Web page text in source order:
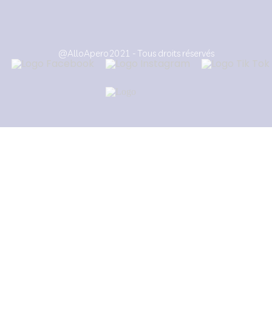
@AlloApero2021 - Tous droits réservés